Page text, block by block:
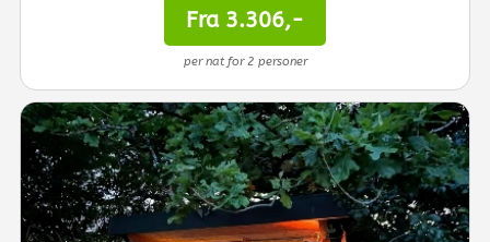
Fra 3.306,-
per nat for 2 personer